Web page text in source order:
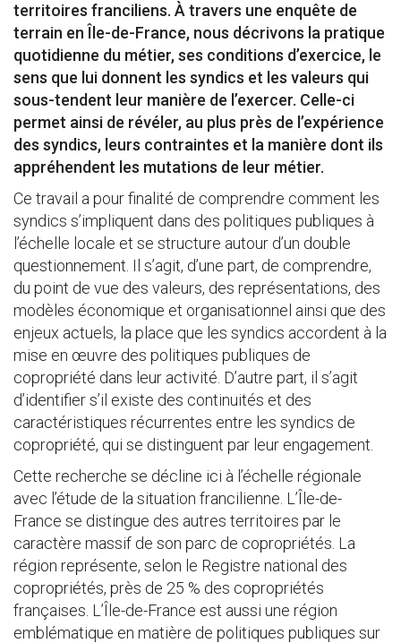
territoires franciliens. À travers une enquête de
terrain en Île-de-France, nous décrivons la pratique
quotidienne du métier, ses conditions d’exercice, le
sens que lui donnent les syndics et les valeurs qui
sous-tendent leur manière de l’exercer. Celle-ci
permet ainsi de révéler, au plus près de l’expérience
des syndics, leurs contraintes et la manière dont ils
appréhendent les mutations de leur métier.
Ce travail a pour finalité de comprendre comment les
syndics s’impliquent dans des politiques publiques à
l’échelle locale et se structure autour d’un double
questionnement. Il s’agit, d’une part, de comprendre,
du point de vue des valeurs, des représentations, des
modèles économique et organisationnel ainsi que des
enjeux actuels, la place que les syndics accordent à la
mise en œuvre des politiques publiques de
copropriété dans leur activité. D’autre part, il s’agit
d’identifier s’il existe des continuités et des
caractéristiques récurrentes entre les syndics de
copropriété, qui se distinguent par leur engagement.
Cette recherche se décline ici à l’échelle régionale
avec l’étude de la situation francilienne. L’Île-de-
France se distingue des autres territoires par le
caractère massif de son parc de copropriétés. La
région représente, selon le Registre national des
copropriétés, près de 25 % des copropriétés
françaises. L’Île-de-France est aussi une région
emblématique en matière de politiques publiques sur